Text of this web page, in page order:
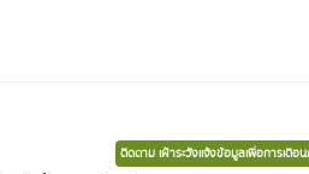
ติดตาม เฝ้าระวังแจ้งข้อมูลเพื่อการเตื